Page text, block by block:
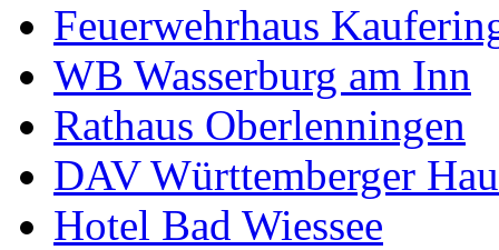
Feuerwehrhaus
WB Wasserburg am Inn
Rathaus Oberlenningen
DAV Württemberger
Hotel Bad Wiessee